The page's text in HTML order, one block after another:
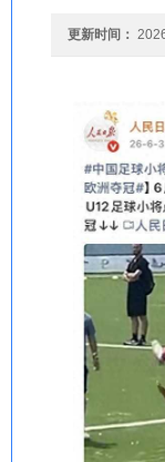
更新时间：